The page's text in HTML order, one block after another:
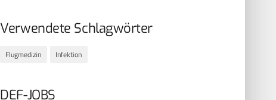
Verwendete Schlagwörter
Flugmedizin Infektion
DEF-JOBS